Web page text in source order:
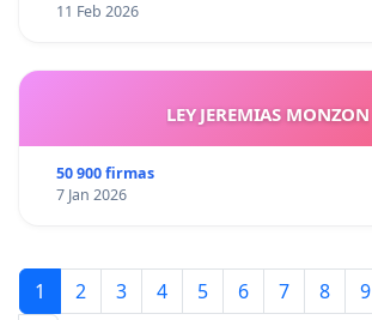
11 Feb 2026
LEY JEREMIAS MONZON
50 900 firmas
7 Jan 2026
1 2 3 4 5 6 7 8 9